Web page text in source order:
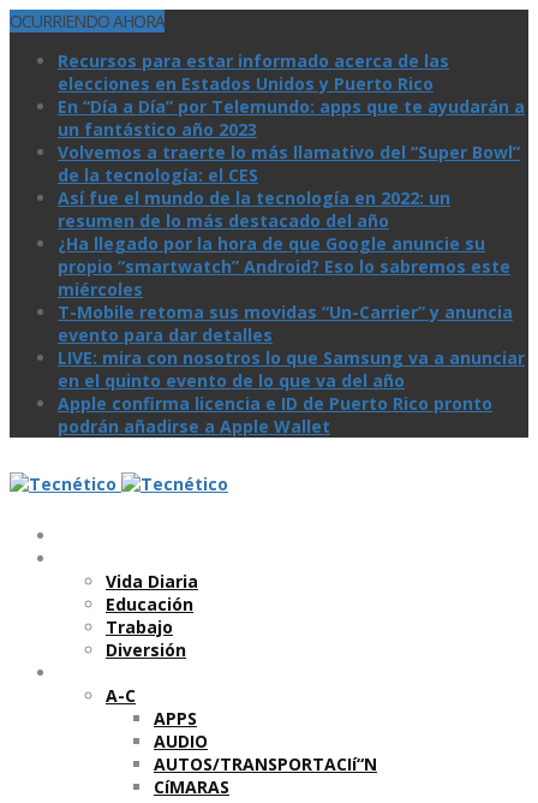
OCURRIENDO AHORA
Recursos para estar informado acerca de las
elecciones en Estados Unidos y Puerto Rico
En “Día a Día” por Telemundo: apps que te ayudarán a
un fantástico año 2023
Volvemos a traerte lo más llamativo del “Super Bowl”
de la tecnologí­a: el CES
Así­ fue el mundo de la tecnologí­a en 2022: un
resumen de lo más destacado del año
¿Ha llegado por la hora de que Google anuncie su
propio “smartwatch” Android? Eso lo sabremos este
miércoles
T-Mobile retoma sus movidas “Un-Carrier” y anuncia
evento para dar detalles
LIVE: mira con nosotros lo que Samsung va a anunciar
en el quinto evento de lo que va del año
Apple confirma licencia e ID de Puerto Rico pronto
podrán añadirse a Apple Wallet
Vida Diaria
Educación
Trabajo
Diversión
A-C
APPS
AUDIO
AUTOS/TRANSPORTACIí“N
CíMARAS